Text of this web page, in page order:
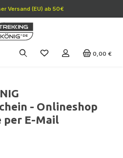
Versand (EU) ab 50€
0,00 €
- Onlineshop
per E-Mail